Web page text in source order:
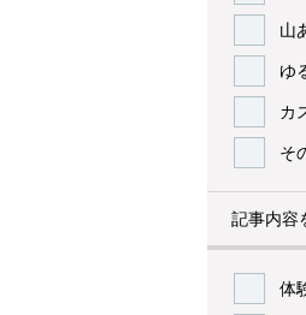
山
ゆ
カ
そ
記事内容
体